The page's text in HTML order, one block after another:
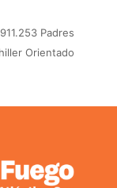
Padres
Orientado